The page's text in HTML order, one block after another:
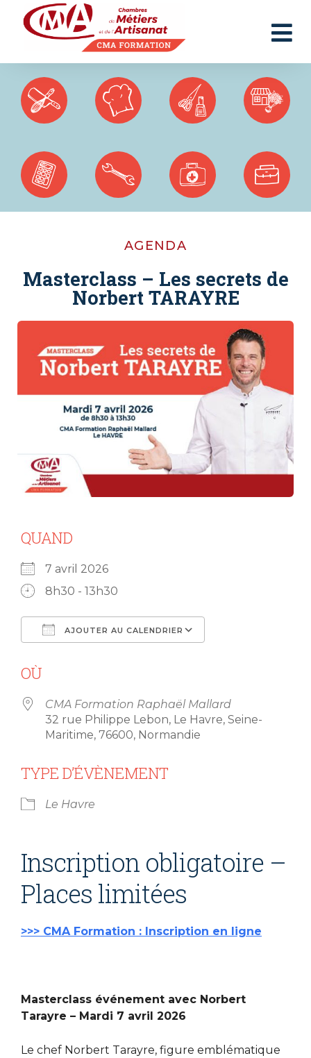
AGENDA
Masterclass – Les secrets de
Norbert TARAYRE
QUAND
7 avril 2026
8h30 - 13h30
AJOUTER AU CALENDRIER
OÙ
CMA Formation Raphaël Mallard
32 rue Philippe Lebon, Le Havre, Seine-
Maritime, 76600, Normandie
TYPE D’ÉVÈNEMENT
Le Havre
Inscription obligatoire –
Places limitées
>>> CMA Formation : Inscription en ligne
Masterclass événement avec Norbert
Tarayre – Mardi 7 avril 2026
Le chef Norbert Tarayre, figure emblématique
Panneau de gestion des cookies